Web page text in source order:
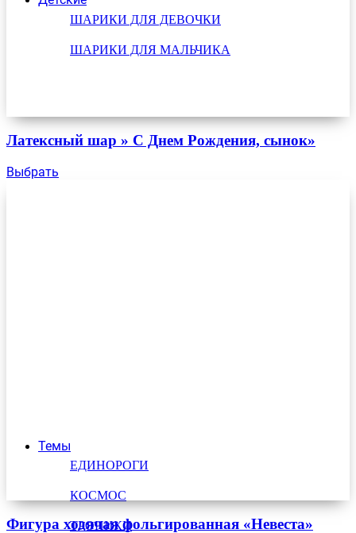
ШАРИКИ ДЛЯ ДЕВОЧКИ
ШАРИКИ ДЛЯ МАЛЬЧИКА
Темы
ЕДИНОРОГИ
КОСМОС
ТРОПИКИ
Латексный шар » С Днем Рождения, сынок»
Выбрать
Фигура ходячая фольгированная «Невеста»